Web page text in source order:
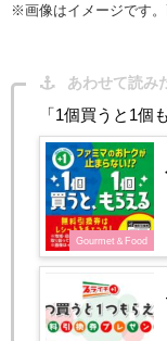
※画像はイメージです。
あわせて読み
「1個買うと1個
Gourmet＆Food